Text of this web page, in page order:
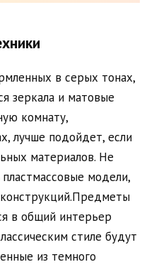
в серых тонах,
зеркала и матовые
комнату,
лучше подойдет, если
материалов. Не
модели,
в общий интерьер
стиле будут
из темного